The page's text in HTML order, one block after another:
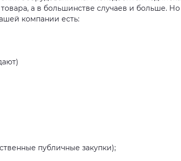
а в большинстве случаев и больше. Но
компании есть:
публичные закупки);